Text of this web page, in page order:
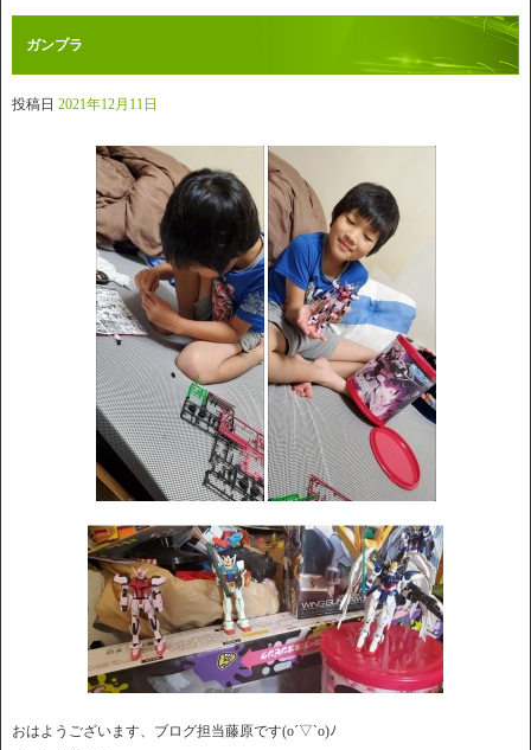
ガンプラ
投稿日 2021年12月11日
おはようございます、ブログ担当藤原です(o´▽`o)ﾉ